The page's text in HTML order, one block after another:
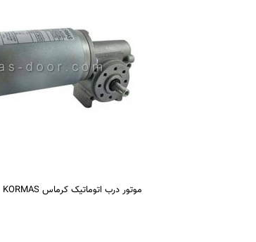
موتور درب اتوماتیک کرماس KORMAS